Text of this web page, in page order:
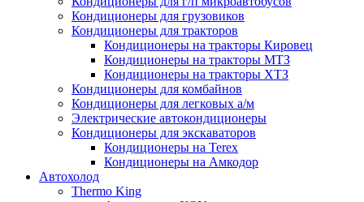
Кондиционеры для грузовиков
Кондиционеры для тракторов
Кондиционеры на тракторы Кировец
Кондиционеры на тракторы МТЗ
Кондиционеры на тракторы ХТЗ
Кондиционеры для комбайнов
Кондиционеры для легковых а/м
Электрические автокондиционеры
Кондиционеры для экскаваторов
Кондиционеры на Terex
Кондиционеры на Амкодор
Автохолод
Thermo King